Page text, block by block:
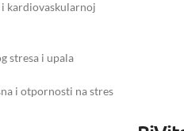
kardiovaskularnoj
stresa i upala
i otpornosti na stres